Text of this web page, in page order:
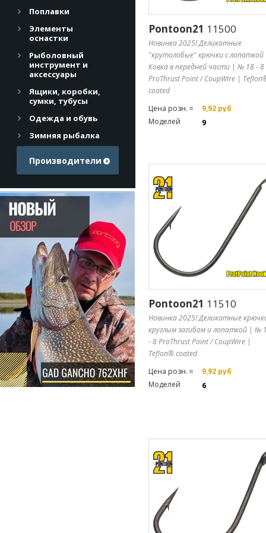
Pontoon21 11500
Новинка 2025! Деликатные
"крутолобые" крючки с
Ковка в передней части | № 18 - 8
ProThrust Point / CoupWire |
coated
Цена розн. ≈
9,92 руб
Моделей
9
Pontoon21 11510
Новинка 2025! Деликатные
круглым загибом и лопаткой | №
- 8 ProThrust Point / CoupWire |
Teflon® coated
Цена розн. ≈
9,92 руб
Моделей
6
Поплавки
Элементы
оснастки
Рыболовный
инструмент и
аксессуары
Ящики, коробки,
сумки, тубусы
Одежда и обувь
Зимняя рыбалка
Производители